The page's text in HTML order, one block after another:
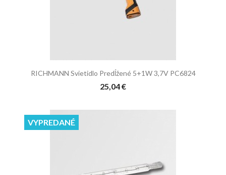
RICHMANN Svietidlo Predĺžené 5+1W 3,7V PC6824
25,04 €
VYPREDANÉ